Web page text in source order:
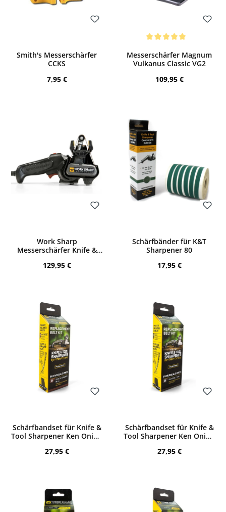
Smith's Messerschärfer
CCKS
Regulärer Preis:
7,95 €
Bewerten
Messerschärfer Magnum
Vulkanus Classic VG2
Regulärer Preis:
109,95 €
Work Sharp
Messerschärfer Knife &
Regulärer Preis:
129,95 €
Schärfbänder für K&T
Sharpener 80
Regulärer Preis:
17,95 €
Schärfbandset für Knife &
Tool Sharpener Ken Onion
Regulärer Preis:
27,95 €
Schärfbandset für Knife &
Tool Sharpener Ken Onion
Regulärer Preis:
27,95 €